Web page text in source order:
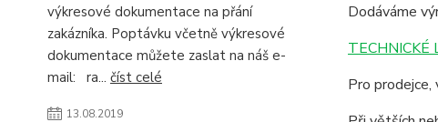
výkresové dokumentace na přání
zakázníka. Poptávku včetně výkresové
dokumentace můžete zaslat na náš e-
mail: ra... číst celé
13.08.2019
Dodáváme
TECHNICKÉ
Pro